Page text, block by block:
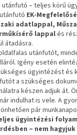
– teljes körű
EK-
adatlappal,
lappalés
átadásra.
utánfutót,
Igény esetén
ügyintézést és
a szükséges
készen adjuk át.
indulhat is vele. A
pár
ügyintézési
– nem hagyjuk